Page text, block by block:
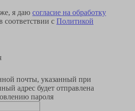
я даю согласие на обработку
соответствии с Политикой
почты, указанный при
адрес будет отправлена
пароля